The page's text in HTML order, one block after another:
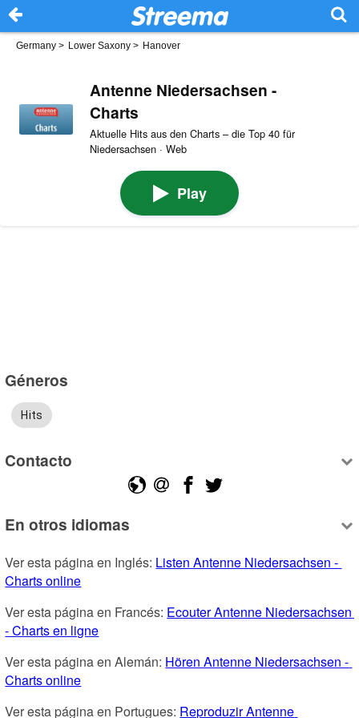
Germany > Lower Saxony > Hanover
Antenne Niedersachsen -
Charts
Aktuelle Hits aus den Charts – die Top 40 für
Niedersachsen · Web
Play
Géneros
Hits
Contacto
En otros idiomas
Ver esta página en Inglés: Listen Antenne Niedersachsen -
Charts online
Ver esta página en Francés: Ecouter Antenne Niedersachsen
- Charts en ligne
Ver esta página en Alemán: Hören Antenne Niedersachsen -
Charts online
Ver esta página en Portugues: Reproduzir Antenne